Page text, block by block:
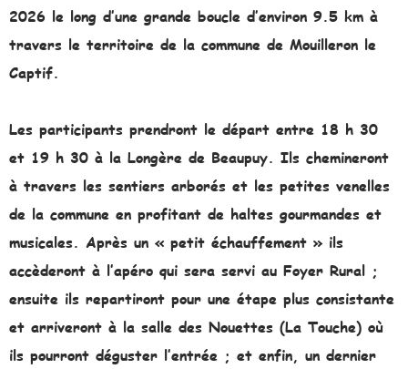
2026 le long d’une grande boucle d’environ 9.5 km à
travers le territoire de la commune de Mouilleron le
Captif.
Les participants prendront le départ entre 18 h 30
et 19 h 30 à la Longère de Beaupuy. Ils chemineront
à travers les sentiers arborés et les petites venelles
de la commune en profitant de haltes gourmandes et
musicales. Après un « petit échauffement » ils
accèderont à l’apéro qui sera servi au Foyer Rural ;
ensuite ils repartiront pour une étape plus consistante
et arriveront à la salle des Nouettes (La Touche) où
ils pourront déguster l’entrée ; et enfin, un dernier